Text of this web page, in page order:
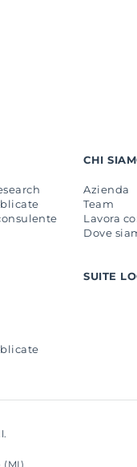
CHI
Azienda
Team
Lavora
Dove
SUITE
(MI)